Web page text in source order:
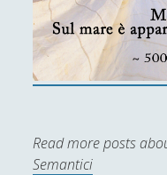
► I percorsi di SF2.0(7)
► In edicola (1)
► Musica(14)
Read more posts
Semantici